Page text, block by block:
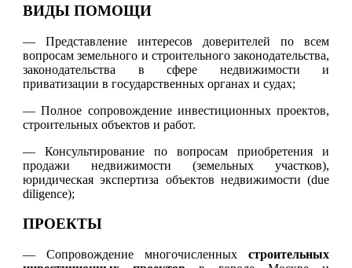
ВИДЫ ПОМОЩИ
— Представление интересов доверителей по всем
вопросам земельного и строительного законодательства,
законодательства в сфере недвижимости и
приватизации в государственных органах и судах;
— Полное сопровождение инвестиционных проектов,
строительных объектов и работ.
— Консультирование по вопросам приобретения и
продажи недвижимости (земельных участков),
юридическая экспертиза объектов недвижимости (due
diligence);
ПРОЕКТЫ
— Сопровождение многочисленных строительных